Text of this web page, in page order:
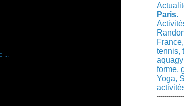
Paris.
tennis,
forme,
Yoga,